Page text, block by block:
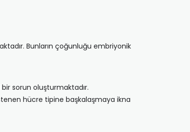
Bunların çoğunluğu embriyonik
sorun oluşturmaktadır.
hücre tipine başkalaşmaya ikna